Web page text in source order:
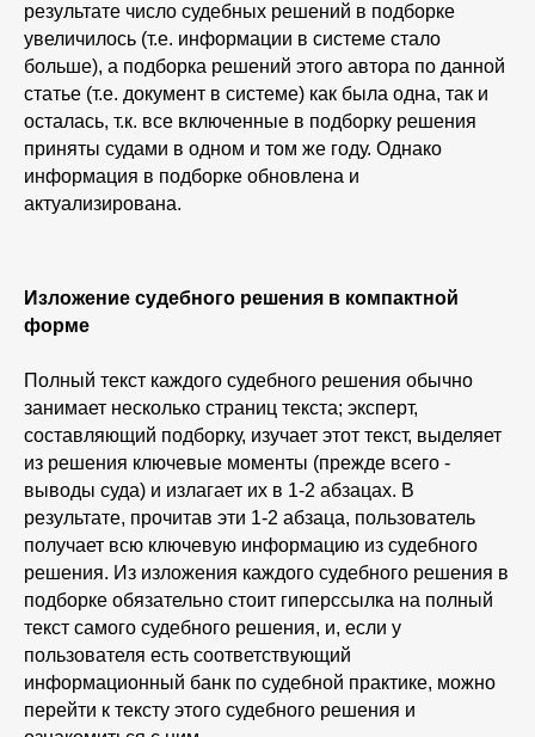
результате число судебных решений в подборке
увеличилось (т.е. информации в системе стало
больше), а подборка решений этого автора по данной
статье (т.е. документ в системе) как была одна, так и
осталась, т.к. все включенные в подборку решения
приняты судами в одном и том же году. Однако
информация в подборке обновлена и
актуализирована.
Изложение судебного решения в компактной
форме
Полный текст каждого судебного решения обычно
занимает несколько страниц текста; эксперт,
составляющий подборку, изучает этот текст, выделяет
из решения ключевые моменты (прежде всего -
выводы суда) и излагает их в 1-2 абзацах. В
результате, прочитав эти 1-2 абзаца, пользователь
получает всю ключевую информацию из судебного
решения. Из изложения каждого судебного решения в
подборке обязательно стоит гиперссылка на полный
текст самого судебного решения, и, если у
пользователя есть соответствующий
информационный банк по судебной практике, можно
перейти к тексту этого судебного решения и